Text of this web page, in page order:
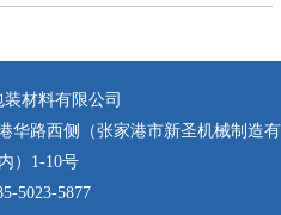
材料有限公司
华路西侧（张家港市新圣机械制造有
）1-10号
5023-5877